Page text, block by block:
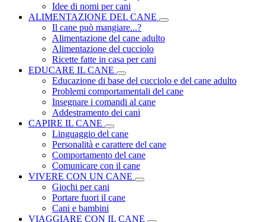
Idee di nomi per cani
ALIMENTAZIONE DEL CANE
Il cane può mangiare...?
Alimentazione del cane adulto
Alimentazione del cucciolo
Ricette fatte in casa per cani
EDUCARE IL CANE
Educazione di base del cucciolo e del cane adulto
Problemi comportamentali del cane
Insegnare i comandi al cane
Addestramento dei cani
CAPIRE IL CANE
Linguaggio del cane
Personalità e carattere del cane
Comportamento del cane
Comunicare con il cane
VIVERE CON UN CANE
Giochi per cani
Portare fuori il cane
Cani e bambini
VIAGGIARE CON IL CANE